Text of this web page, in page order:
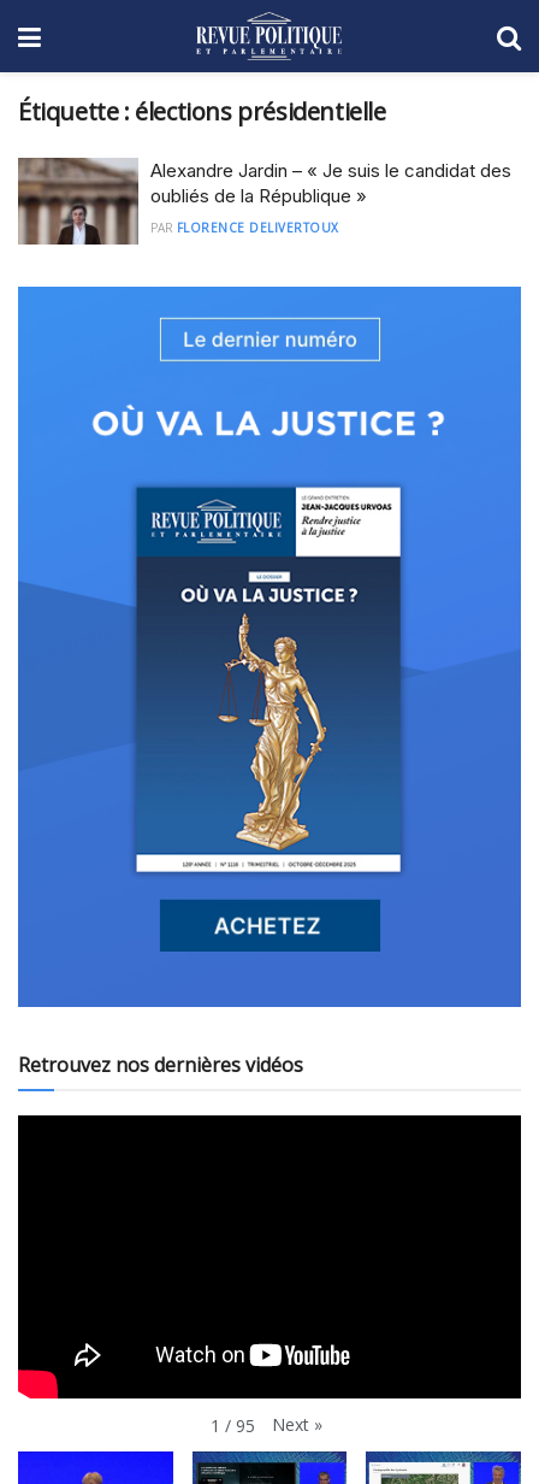
Étiquette : élections présidentielle
Alexandre Jardin – « Je suis le candidat des
oubliés de la République »
PAR FLORENCE DELIVERTOUX
Retrouvez nos dernières vidéos
1 / 95 Next »